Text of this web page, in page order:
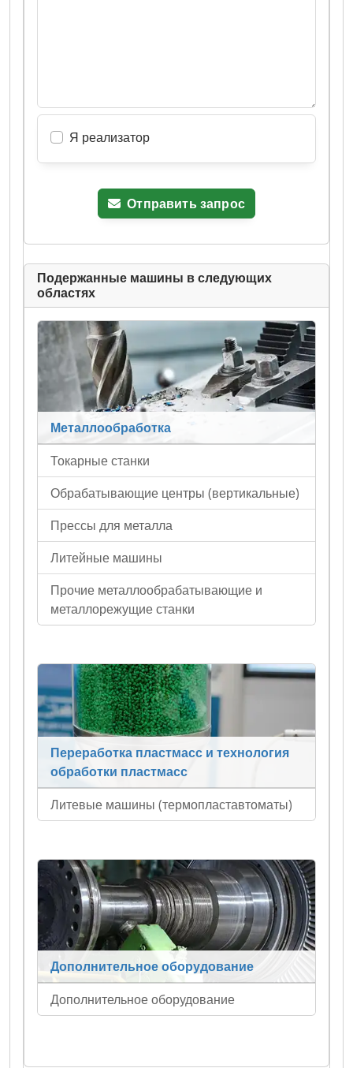
Я реализатор
Отправить запрос
Подержанные машины в следующих
областях
Металлообработка
Токарные станки
Обрабатывающие центры (вертикальные)
Прессы для металла
Литейные машины
Прочие металлообрабатывающие и
металлорежущие станки
Переработка пластмасс и технология
обработки пластмасс
Литевые машины (термопластавтоматы)
Дополнительное оборудование
Дополнительное оборудование